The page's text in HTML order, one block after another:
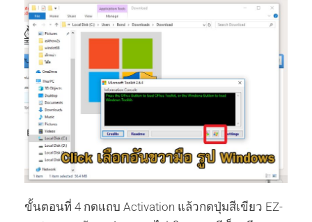
ขั้นตอนที่ 4 กดแถบ Activation แล้วกดปุ่มสีเขียว EZ-